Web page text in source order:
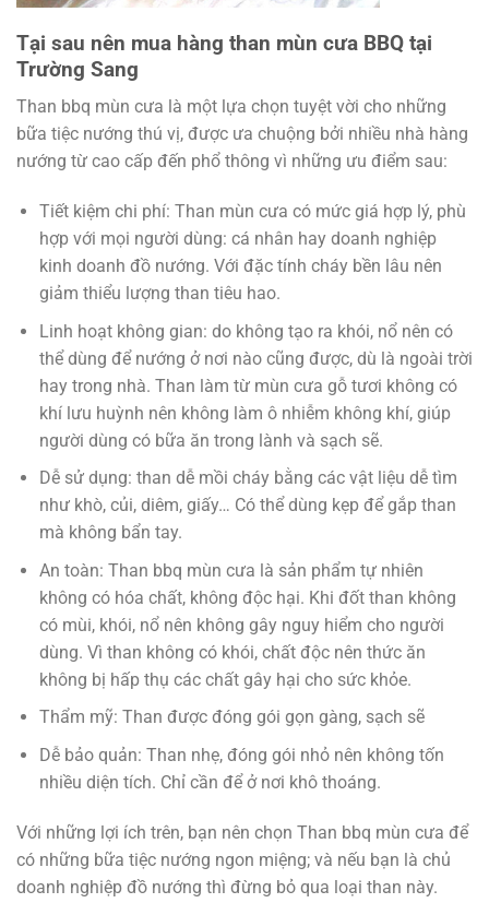
Tại sau nên mua hàng than mùn cưa BBQ tại
Trường Sang
Than bbq mùn cưa là một lựa chọn tuyệt vời cho những
bữa tiệc nướng thú vị, được ưa chuộng bởi nhiều nhà hàng
nướng từ cao cấp đến phổ thông vì những ưu điểm sau:
Tiết kiệm chi phí: Than mùn cưa có mức giá hợp lý, phù
hợp với mọi người dùng: cá nhân hay doanh nghiệp
kinh doanh đồ nướng. Với đặc tính cháy bền lâu nên
giảm thiểu lượng than tiêu hao.
Linh hoạt không gian: do không tạo ra khói, nổ nên có
thể dùng để nướng ở nơi nào cũng được, dù là ngoài trời
hay trong nhà. Than làm từ mùn cưa gỗ tươi không có
khí lưu huỳnh nên không làm ô nhiễm không khí, giúp
người dùng có bữa ăn trong lành và sạch sẽ.
Dễ sử dụng: than dễ mồi cháy bằng các vật liệu dễ tìm
như khò, củi, diêm, giấy… Có thể dùng kẹp để gắp than
mà không bẩn tay.
An toàn: Than bbq mùn cưa là sản phẩm tự nhiên
không có hóa chất, không độc hại. Khi đốt than không
có mùi, khói, nổ nên không gây nguy hiểm cho người
dùng. Vì than không có khói, chất độc nên thức ăn
không bị hấp thụ các chất gây hại cho sức khỏe.
Thẩm mỹ: Than được đóng gói gọn gàng, sạch sẽ
Dễ bảo quản: Than nhẹ, đóng gói nhỏ nên không tốn
nhiều diện tích. Chỉ cần để ở nơi khô thoáng.
Với những lợi ích trên, bạn nên chọn Than bbq mùn cưa để
có những bữa tiệc nướng ngon miệng; và nếu bạn là chủ
doanh nghiệp đồ nướng thì đừng bỏ qua loại than này.